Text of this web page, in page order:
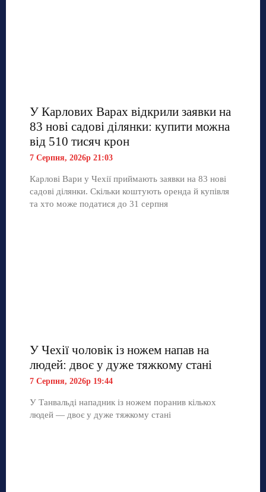
У Карлових Варах відкрили заявки на
83 нові садові ділянки: купити можна
від 510 тисяч крон
7 Серпня, 2026р 21:03
Карлові Вари у Чехії приймають заявки на 83 нові
садові ділянки. Скільки коштують оренда й купівля
та хто може податися до 31 серпня
У Чехії чоловік із ножем напав на
людей: двоє у дуже тяжкому стані
7 Серпня, 2026р 19:44
У Танвальді нападник із ножем поранив кількох
людей — двоє у дуже тяжкому стані